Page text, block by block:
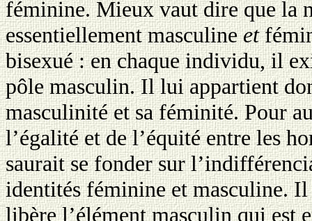
féminine. Mieux vaut dire que la
essentiellement masculineet
bisexué : en chaque individu, il
pôle masculin. Il lui appartient
masculinité et sa féminité. Pour
l’égalité et de l’équité entre les
saurait se fonder sur
identités féminine et masculine.
libère l’élément masculin qui est